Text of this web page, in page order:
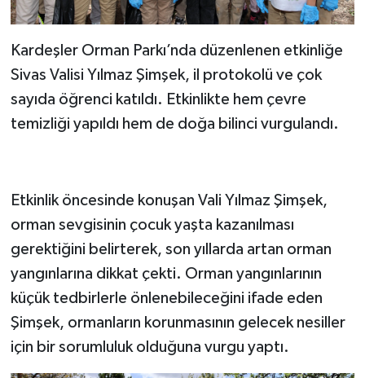
Kardeşler Orman Parkı’nda düzenlenen etkinliğe
Sivas Valisi Yılmaz Şimşek, il protokolü ve çok
sayıda öğrenci katıldı. Etkinlikte hem çevre
temizliği yapıldı hem de doğa bilinci vurgulandı.
Etkinlik öncesinde konuşan Vali Yılmaz Şimşek,
orman sevgisinin çocuk yaşta kazanılması
gerektiğini belirterek, son yıllarda artan orman
yangınlarına dikkat çekti. Orman yangınlarının
küçük tedbirlerle önlenebileceğini ifade eden
Şimşek, ormanların korunmasının gelecek nesiller
için bir sorumluluk olduğuna vurgu yaptı.